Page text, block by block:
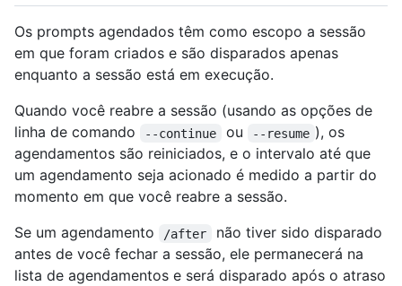
Os prompts agendados têm como escopo a sessão
em que foram criados e são disparados apenas
enquanto a sessão está em execução.
Quando você reabre a sessão (usando as opções de
linha de comando
--continue ou --resume ), os
agendamentos são reiniciados, e o intervalo até que
um agendamento seja acionado é medido a partir do
momento em que você reabre a sessão.
Se um agendamento
/after
não tiver sido disparado
antes de você fechar a sessão, ele permanecerá na
lista de agendamentos e será disparado após o atraso